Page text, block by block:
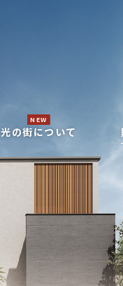
光の街について
NEW